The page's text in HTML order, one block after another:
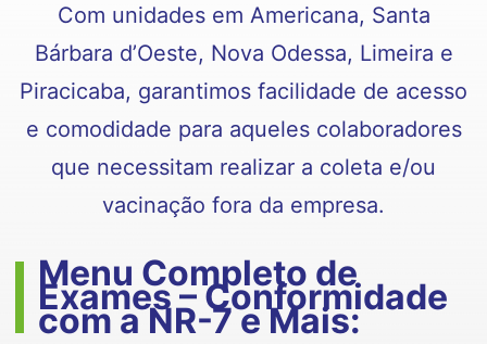
Com unidades em Americana, Santa
Bárbara d’Oeste, Nova Odessa, Limeira e
Piracicaba, garantimos facilidade de acesso
e comodidade para aqueles colaboradores
que necessitam realizar a coleta e/ou
vacinação fora da empresa.
Menu Completo de
Exames – Conformidade
com a NR-7 e Mais: